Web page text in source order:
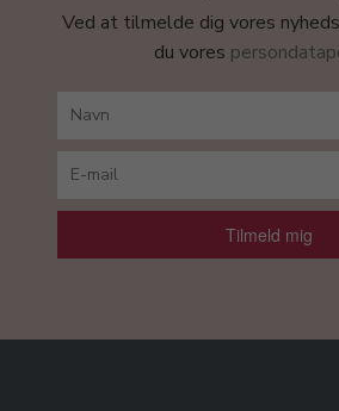
Ved at tilmelde dig vores
du vores
Tilmeld mig